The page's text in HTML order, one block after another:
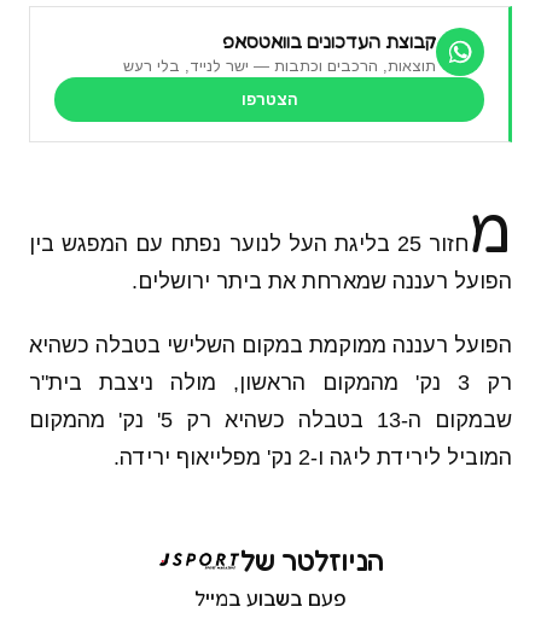
קבוצת העדכונים בוואטסאפ
תוצאות, הרכבים וכתבות — ישר לנייד, בלי רעש
הצטרפו
מ
חזור 25 בליגת העל לנוער נפתח עם המפגש בין
הפועל רעננה שמארחת את ביתר ירושלים.
הפועל רעננה ממוקמת במקום השלישי בטבלה כשהיא
רק 3 נק' מהמקום הראשון, מולה ניצבת בית"ר
שבמקום ה-13 בטבלה כשהיא רק 5' נק' מהמקום
המוביל לירידת ליגה ו-2 נק' מפלייאוף ירידה.
הניוזלטר של
פעם בשבוע במייל